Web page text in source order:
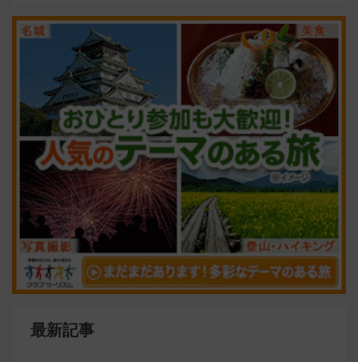
最新記事